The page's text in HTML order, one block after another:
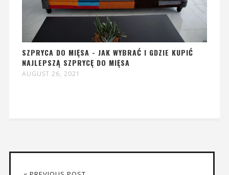
SZPRYCA DO MIĘSA - JAK WYBRAĆ I GDZIE KUPIĆ
NAJLEPSZĄ SZPRYCĘ DO MIĘSA
AUGUST 26, 2021